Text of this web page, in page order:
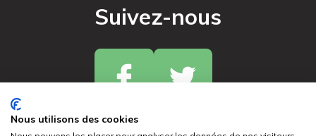
Suivez-nous
Nous utilisons des cookies